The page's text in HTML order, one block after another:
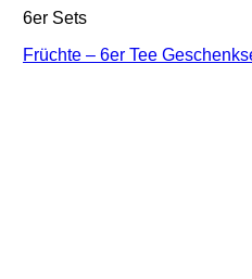
6er Sets
Früchte – 6er Tee